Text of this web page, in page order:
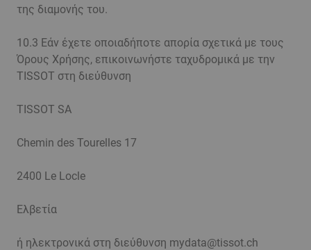
της διαμονής του.
10.3 Εάν έχετε οποιαδήποτε απορία σχετικά με τους
Όρους Χρήσης, επικοινωνήστε ταχυδρομικά με την
TISSOT στη διεύθυνση
TISSOT SA
Chemin des Tourelles 17
2400 Le Locle
Ελβετία
ή ηλεκτρονικά στη διεύθυνση mydata@tissot.ch